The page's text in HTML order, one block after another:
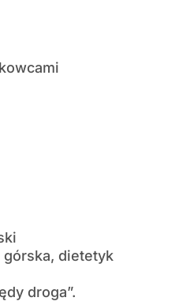
górska, dietetyk
droga”.